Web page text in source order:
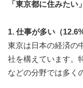
「東京都に住みた
1. 仕事が多い（12.6%
東京は日本の経済の
社を構えています。
などの分野では多く